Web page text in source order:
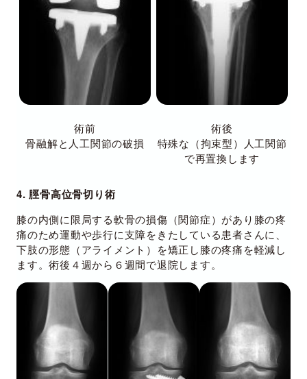
術前
骨融解と人工関節の破損
術後
特殊な（拘束型）人工関節
で再置換します
4. 脛骨高位骨切り術
膝の内側に限局する軟骨の損傷（関節症）があり膝の疼
痛のため運動や歩行に支障をきたしている患者さんに、
下肢の形態（アライメント）を矯正し膝の疼痛を軽減し
ます。術後４週から６週間で退院します。